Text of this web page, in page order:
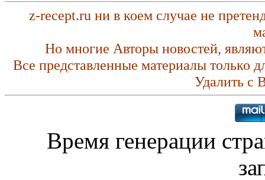
z-recept.ru ни в коем случае не
Но многие Авторы новостей,
Все представленные материалы только
Удалить с
Время генерации